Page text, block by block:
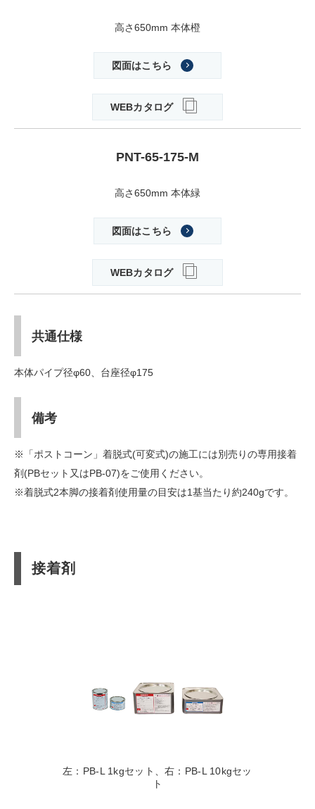
高さ650mm 本体橙
図面はこちら
WEBカタログ
PNT-65-175-M
高さ650mm 本体緑
図面はこちら
WEBカタログ
共通仕様
本体パイプ径φ60、台座径φ175
備考
※「ポストコーン」着脱式(可変式)の施工には別売りの専用接着
剤(PBセット又はPB-07)をご使用ください。
※着脱式2本脚の接着剤使用量の目安は1基当たり約240gです。
接着剤
左：PB-L 1kgセット、右：PB-L 10kgセッ
ト